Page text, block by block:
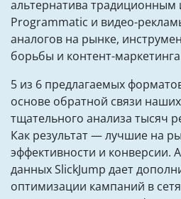
альтернатива традиционным
Programmatic и видео-
аналогов на рынке,
борьбы и контент-
5 из 6 предлагаемых
основе обратной связи
тщательного анализа тысяч
Как результат — лучшие на
эффективности и конверсии.
данных SlickJump дает
оптимизации кампаний в